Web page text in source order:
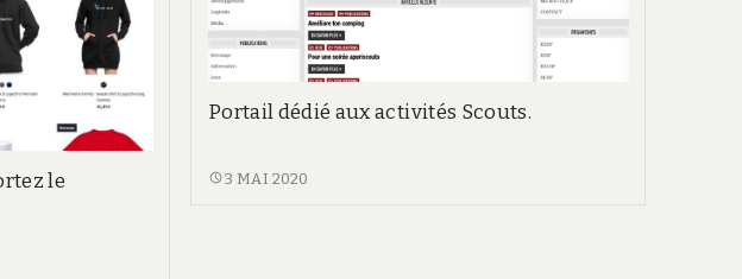
le
Portail dédié aux activités Scouts.
FACESCOUTS
3 MAI 2020